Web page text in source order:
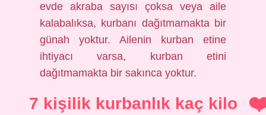
evde akraba sayısı çoksa veya aile
kalabalıksa, kurbanı dağıtmamakta bir
günah yoktur. Ailenin kurban etine
ihtiyacı varsa, kurban etini
dağıtmamakta bir sakınca yoktur.
7 kişilik kurbanlık kaç kilo